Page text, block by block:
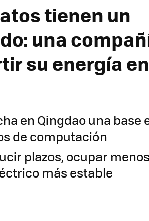
tienen un
una
su energía
en Qingdao una base
de computación
plazos, ocupar
más estable